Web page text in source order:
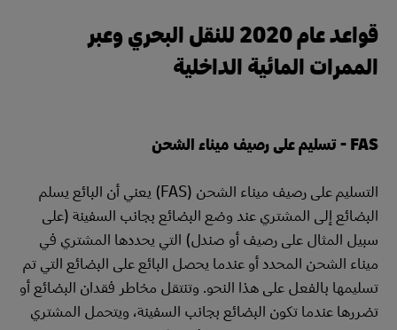
قواعد عام 2020 للنقل البحري وعبر
الممرات المائية الداخلية
FAS - تسليم على رصيف ميناء الشحن
التسليم على رصيف ميناء الشحن (FAS) يعني أن البائع يسلم
البضائع إلى المشتري عند وضع البضائع بجانب السفينة (على
سبيل المثال على رصيف أو صندل) التي يحددها المشتري في
ميناء الشحن المحدد أو عندما يحصل البائع على البضائع التي تم
تسليمها بالفعل على هذا النحو. وتنتقل مخاطر فقدان البضائع أو
تضررها عندما تكون البضائع بجانب السفينة، ويتحمل المشتري